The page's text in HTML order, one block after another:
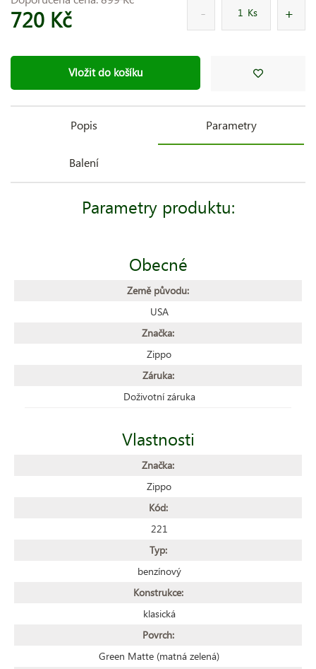
720 Kč Ks
Vložit do košíku
Popis Parametry
Balení
Parametry produktu:
Obecné
Země původu:
USA
Značka:
Zippo
Záruka:
Doživotní záruka
Vlastnosti
Značka:
Zippo
Kód:
221
Typ:
benzínový
Konstrukce:
klasická
Povrch:
Green Matte (matná zelená)